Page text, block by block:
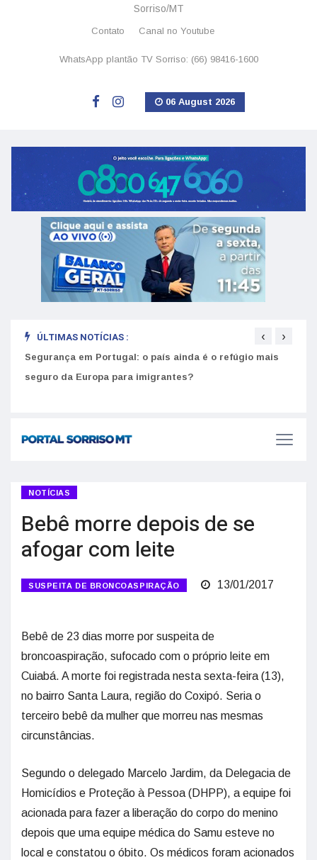
Sorriso/MT
Contato Canal no Youtube
WhatsApp plantão TV Sorriso: (66) 98416-1600
06 August 2026
ÚLTIMAS NOTÍCIAS :
Segurança em Portugal: o país ainda é o refúgio mais
seguro da Europa para imigrantes?
‹ ›
NOTÍCIAS
Bebê morre depois de se
afogar com leite
SUSPEITA DE BRONCOASPIRAÇÃO 13/01/2017
Bebê de 23 dias morre por suspeita de
broncoaspiração, sufocado com o próprio leite em
Cuiabá. A morte foi registrada nesta sexta-feira (13),
no bairro Santa Laura, região do Coxipó. Seria o
terceiro bebê da mulher que morreu nas mesmas
circunstâncias.
Segundo o delegado Marcelo Jardim, da Delegacia de
Homicídios e Proteção à Pessoa (DHPP), a equipe foi
acionada para fazer a liberação do corpo do menino
depois que uma equipe médica do Samu esteve no
local e constatou o óbito. Os médicos foram acionados